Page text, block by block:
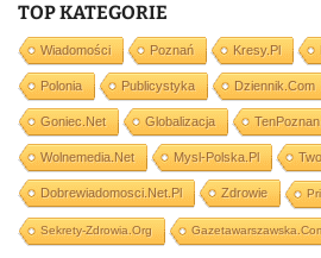
TOP KATEGORIE
Wiadomości Poznań Kresy.pl
Polonia Publicystyka Dziennik.com
Goniec.net Globalizacja
Wolnemedia.net Mysl-Polska.pl
Dobrewiadomosci.net.pl Zdrowie
Sekrety-Zdrowia.org